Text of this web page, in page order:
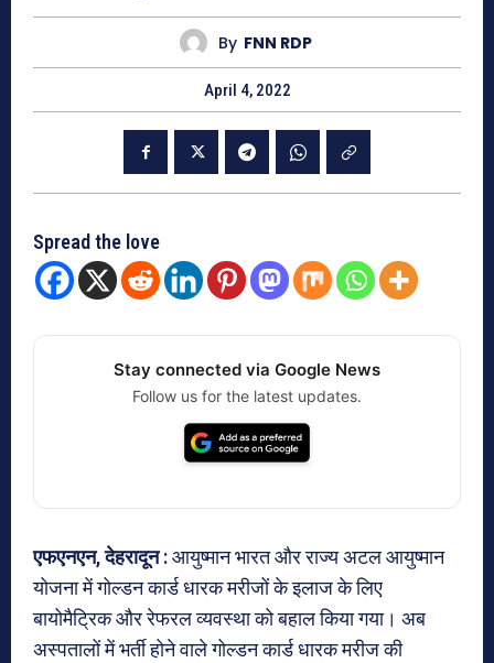
By FNN RDP
April 4, 2022
Spread the love
Stay connected via Google News
Follow us for the latest updates.
एफएनएन, देहरादून :आयुष्मान भारत और राज्य अटल आयुष्मान
योजना में गोल्डन कार्ड धारक मरीजों के इलाज के लिए
बायोमैट्रिक और रेफरल व्यवस्था को बहाल किया गया। अब
अस्पतालों में भर्ती होने वाले गोल्डन कार्ड धारक मरीज की